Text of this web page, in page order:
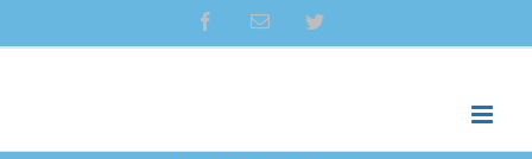
content
facebookEmail twitter